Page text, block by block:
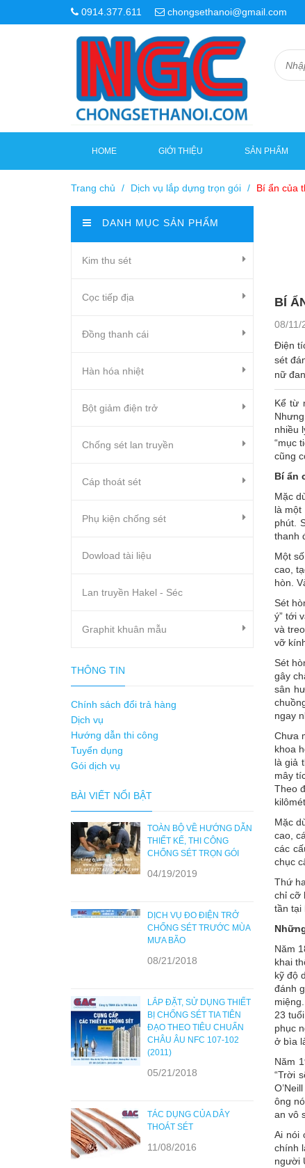
0914.377.611 chongsethanoi@gmail.com
HOME GIỚI THIỆU SẢN PHẨM
Trang chủ / Dịch vụ lắp dựng trọn gói / Bí ẩn của
BÍ
08/
Điện
sét
nữ
Kể từ
nhiều
“mục
cũng
Bí ẩn
Mặc
là
phút.
thanh
Một
cao,
hòn.
Sét
ý” tới
và
vỡ
Sét
gây
sân
ngay
Chưa
khoa
là giả
mây
Theo
Mặc
cao,
các
chục
Thứ
chỉ cỡ
tần tại
Năm
khai
kỹ độ
đánh
23
phục
ở bìa
Năm
“Trời
ông
an vô
Ai nói
chính
người
DANH MỤC SẢN PHẨM
Kim thu sét
Cọc tiếp địa
Đồng thanh cái
Hàn hóa nhiệt
Bột giảm điện trở
Chống sét lan truyền
Cáp thoát sét
Phụ kiện chống sét
Dowload tài liệu
Lan truyền Hakel - Séc
Graphit khuân mẫu
THÔNG TIN
Chính sách đổi trả hàng
Dịch vụ
Hướng dẫn thi công
Tuyển dụng
Gói dịch vụ
BÀI VIẾT NỔI BẬT
TOÀN BỘ VỀ HƯỚNG DẪN
THIẾT KẾ, THI CÔNG
CHỐNG SÉT TRỌN GÓI
04/19/2019
DỊCH VỤ ĐO ĐIỆN TRỞ
CHỐNG SÉT TRƯỚC MÙA
MƯA BÃO
08/21/2018
LẮP ĐẶT, SỬ DỤNG THIẾT
BỊ CHỐNG SÉT TIA TIÊN
ĐẠO THEO TIÊU CHUẨN
CHÂU ÂU NFC 107-102
(2011)
05/21/2018
TÁC DỤNG CỦA DÂY
THOÁT SÉT
11/08/2016